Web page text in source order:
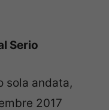
Serio
sola andata,
2017